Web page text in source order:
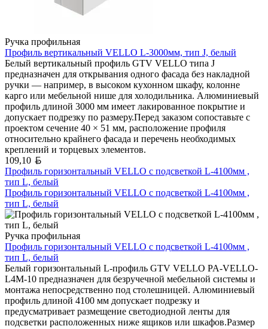
Ручка профильная
Профиль вертикальный VELLO L-3000мм, тип J, белый
Белый вертикальный профиль GTV VELLO типа J
предназначен для открывания одного фасада без накладной
ручки — например, в высоком кухонном шкафу, колонне
карго или мебельной нише для холодильника. Алюминиевый
профиль длиной 3000 мм имеет лакированное покрытие и
допускает подрезку по размеру.Перед заказом сопоставьте с
проектом сечение 40 × 51 мм, расположение профиля
относительно крайнего фасада и перечень необходимых
креплений и торцевых элементов.
109,10
Профиль горизонтальный VELLO с подсветкой L-4100мм ,
тип L, белый
Профиль горизонтальный VELLO с подсветкой L-4100мм ,
тип L, белый
Ручка профильная
Профиль горизонтальный VELLO с подсветкой L-4100мм ,
тип L, белый
Белый горизонтальный L-профиль GTV VELLO PA-VELLO-
L4M-10 предназначен для безручечной мебельной системы и
монтажа непосредственно под столешницей. Алюминиевый
профиль длиной 4100 мм допускает подрезку и
предусматривает размещение светодиодной ленты для
подсветки расположенных ниже ящиков или шкафов.Размер